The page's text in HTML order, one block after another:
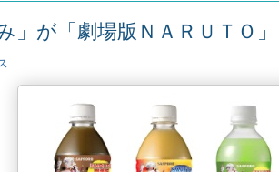
」が「劇場版ＮＡＲＵＴＯ